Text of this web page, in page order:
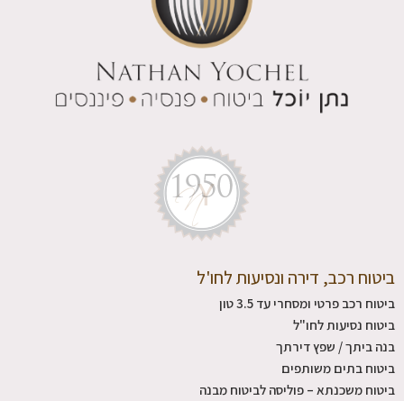
ביטוח רכב, דירה ונסיעות לחו'ל
ביטוח רכב פרטי ומסחרי עד 3.5 טון
ביטוח נסיעות לחו"ל
בנה ביתך / שפץ דירתך
ביטוח בתים משותפים
ביטוח משכנתא – פוליסה לביטוח מבנה